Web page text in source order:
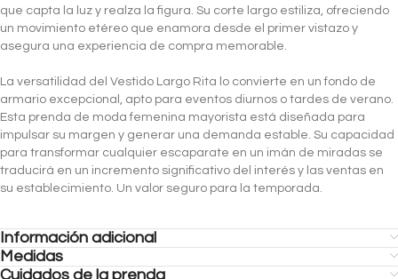
que capta la luz y realza la figura. Su corte largo estiliza, ofreciendo
un movimiento etéreo que enamora desde el primer vistazo y
asegura una experiencia de compra memorable.
La versatilidad del Vestido Largo Rita lo convierte en un fondo de
armario excepcional, apto para eventos diurnos o tardes de verano.
Esta prenda de moda femenina mayorista está diseñada para
impulsar su margen y generar una demanda estable. Su capacidad
para transformar cualquier escaparate en un imán de miradas se
traducirá en un incremento significativo del interés y las ventas en
su establecimiento. Un valor seguro para la temporada.
Información adicional
Medidas
Cuidados de la prenda